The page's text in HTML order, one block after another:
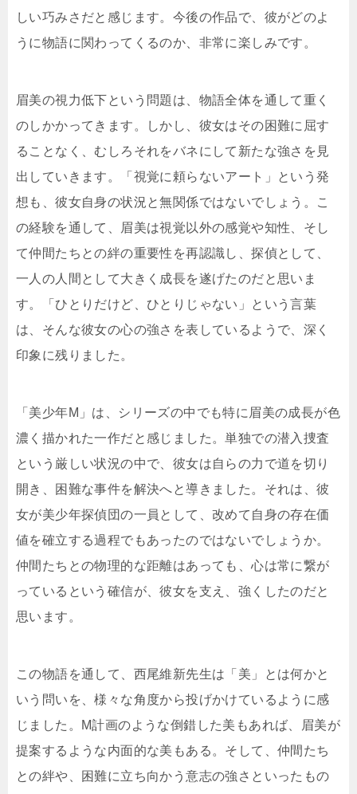
しい巧みさだと感じます。今後の作品で、彼がどのよ
うに物語に関わってくるのか、非常に楽しみです。
眉美の視力低下という問題は、物語全体を通して重く
のしかかってきます。しかし、彼女はその困難に屈す
ることなく、むしろそれをバネにして新たな強さを見
出していきます。「視覚に頼らないアート」という発
想も、彼女自身の状況と無関係ではないでしょう。こ
の経験を通して、眉美は視覚以外の感覚や知性、そし
て仲間たちとの絆の重要性を再認識し、探偵として、
一人の人間として大きく成長を遂げたのだと思いま
す。「ひとりだけど、ひとりじゃない」という言葉
は、そんな彼女の心の強さを表しているようで、深く
印象に残りました。
「美少年M」は、シリーズの中でも特に眉美の成長が色
濃く描かれた一作だと感じました。単独での潜入捜査
という厳しい状況の中で、彼女は自らの力で道を切り
開き、困難な事件を解決へと導きました。それは、彼
女が美少年探偵団の一員として、改めて自身の存在価
値を確立する過程でもあったのではないでしょうか。
仲間たちとの物理的な距離はあっても、心は常に繋が
っているという確信が、彼女を支え、強くしたのだと
思います。
この物語を通して、西尾維新先生は「美」とは何かと
いう問いを、様々な角度から投げかけているように感
じました。M計画のような倒錯した美もあれば、眉美が
提案するような内面的な美もある。そして、仲間たち
との絆や、困難に立ち向かう意志の強さといったもの